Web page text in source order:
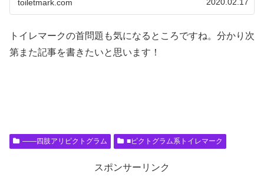
toiletmark.com
トイレマークの首問題も気になるところですね。分かり次
第また記事を書きたいと思います！
――四肢アリピクトグラム ■ピクトグラム系トイレマーク
スポンサーリンク